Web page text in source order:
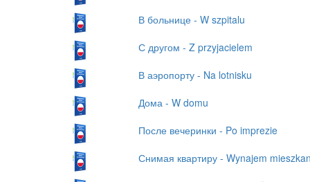
В больнице - W szpitalu
С другом - Z przyjacielem
В аэропорту - Na lotnisku
Дома - W domu
После вечеринки - Po imprezie
Снимая квартиру - Wynajem